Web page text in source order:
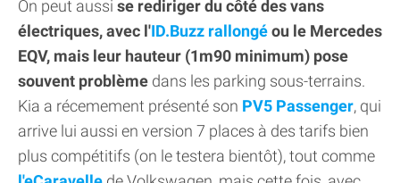
On peut aussi se rediriger du côté des vans
électriques, avec l'ID.Buzz rallongéou le Mercedes
EQV, mais leur hauteur (1m90 minimum) pose
souvent problème dans les parking sous-terrains.
Kia a récemement présenté son PV5 Passenger, qui
arrive lui aussi en version 7 places à des tarifs bien
plus compétitifs (on le testera bientôt), tout comme